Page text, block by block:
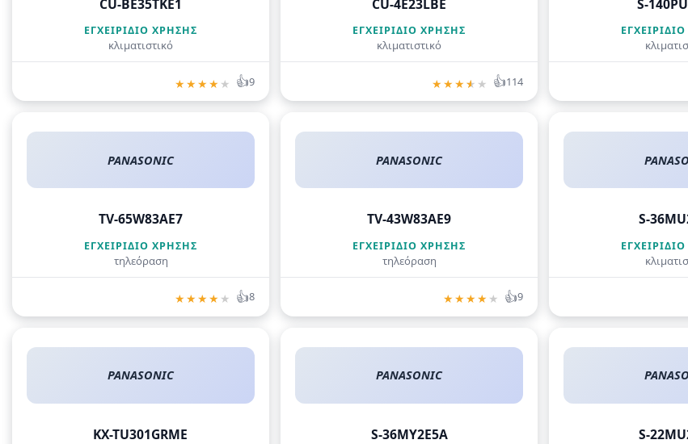
CU-BE35TKE1
ΕΓΧΕΙΡΊΔΙΟ ΧΡΉΣΗΣ
κλιματιστικό
★★★★ ★ 👍9
CU-4E23LBE
ΕΓΧΕΙΡΊΔΙΟ ΧΡΉΣΗΣ
κλιματιστικό
★★★★ ★ 👍114
S-
PANASONIC
TV-65W83AE7
ΕΓΧΕΙΡΊΔΙΟ ΧΡΉΣΗΣ
τηλεόραση
★★★★ ★ 👍8
PANASONIC
TV-43W83AE9
ΕΓΧΕΙΡΊΔΙΟ ΧΡΉΣΗΣ
τηλεόραση
★★★★ ★ 👍9
S-
PANASONIC
KX-TU301GRME
PANASONIC
S-36MY2E5A S-